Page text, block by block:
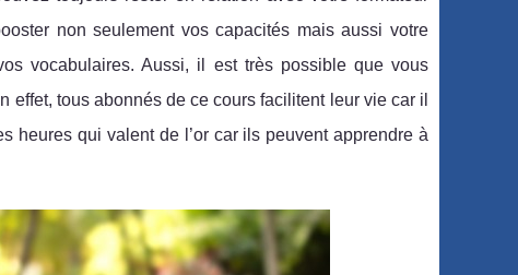
non seulement vos capacités mais aussi votre
vocabulaires. Aussi, il est très possible que vous
tous abonnés de ce cours facilitent leur vie car il
heures qui valent de l’or car ils peuvent apprendre à